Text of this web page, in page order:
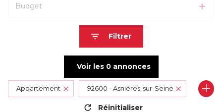
Budget
Filtrer
Voir les 0annonces
Appartement 92600 - Asnières-sur-Seine
Réinitialiser